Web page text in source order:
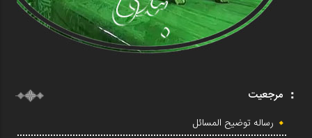
مرجعیت
رساله توضیح المسائل